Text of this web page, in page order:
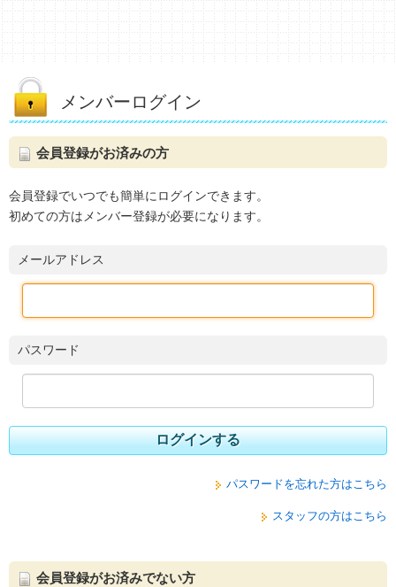
メンバーログイン
会員登録がお済みの方
会員登録でいつでも簡単にログインできます。
初めての方はメンバー登録が必要になります。
メールアドレス
パスワード
ログインする
パスワードを忘れた方はこちら
スタッフの方はこちら
会員登録がお済みでない方